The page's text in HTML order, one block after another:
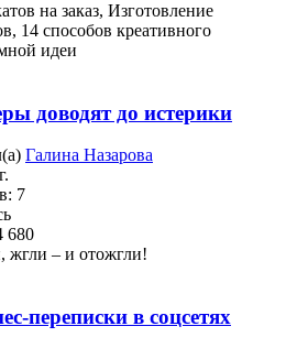
на заказ, Изготовление
14 способов креативного
идеи
доводят до истерики
Галина Назарова
7
680
жгли – и отожгли!
переписки в соцсетях